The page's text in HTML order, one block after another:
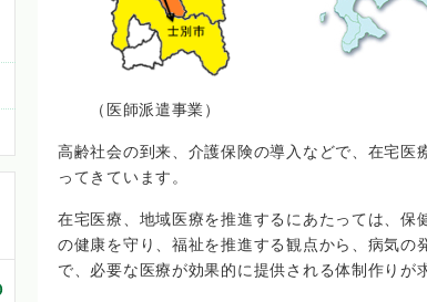
（医師派遣事業）
高齢社会の到来、介護保険の導入などで、在宅
ってきています。
在宅医療、地域医療を推進するにあたっては、
の健康を守り、福祉を推進する観点から、病気の
で、必要な医療が効果的に提供される体制作りが